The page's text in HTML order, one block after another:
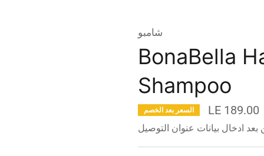
شامبو
BonaBella
Shampoo
السعر بعد الخصم LE 189.00